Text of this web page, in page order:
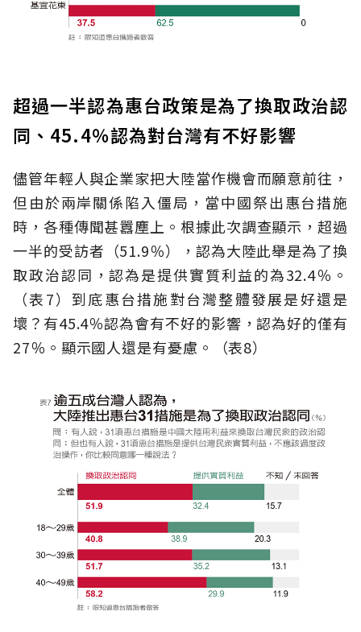
超過一半認為惠台政策是為了換取政治認
同、45.4％認為對台灣有不好影響
儘管年輕人與企業家把大陸當作機會而願意前往，
但由於兩岸關係陷入僵局，當中國祭出惠台措施
時，各種傳聞甚囂塵上。根據此次調查顯示，超過
一半的受訪者（51.9％），認為大陸此舉是為了換
取政治認同，認為是提供實質利益的為32.4％。
（表7）到底惠台措施對台灣整體發展是好還是
壞？有45.4％認為會有不好的影響，認為好的僅有
27％。顯示國人還是有憂慮。（表8）